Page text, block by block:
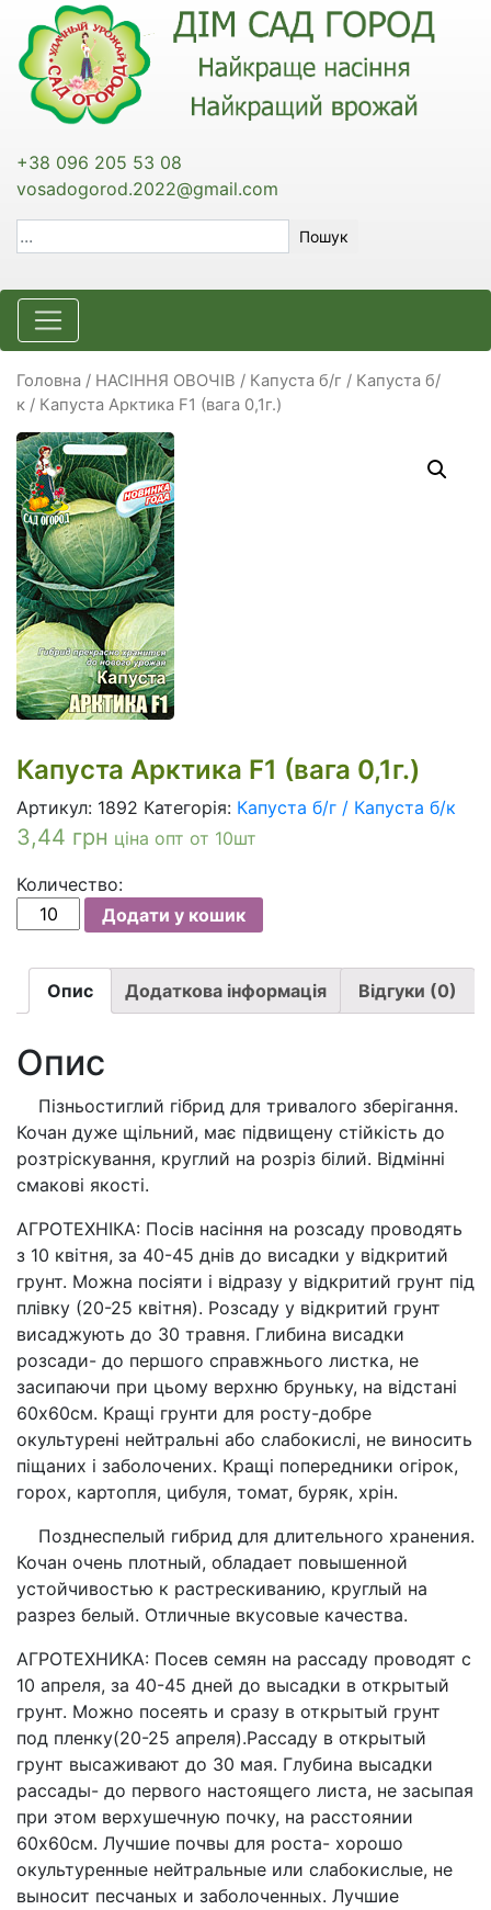
+38 096 205 53 08
vosadogorod.2022@gmail.com
Пошук
Головна / НАСІННЯ ОВОЧІВ / Капуста б/г / Капуста б/
к / Капуста Арктика F1 (вага 0,1г.)
Капуста Арктика F1 (вага 0,1г.)
Артикул: 1892 Категорія: Капуста б/г / Капуста б/к
3,44 грн ціна опт от 10шт
Количество:
Капуста
Арктика
F1
(вага
0,1г.)
Додати у кошик
Опис Додаткова інформація Відгуки (0)
Опис
Пізньостиглий гібрид для тривалого зберігання.
Кочан дуже щільний, має підвищену стійкість до
розтріскування, круглий на розріз білий. Відмінні
смакові якості.
АГРОТЕХНІКА: Посів насіння на розсаду проводять
з 10 квітня, за 40-45 днів до висадки у відкритий
грунт. Можна посіяти і відразу у відкритий грунт під
плівку (20-25 квітня). Розсаду у відкритий грунт
висаджують до 30 травня. Глибина висадки
розсади- до першого справжнього листка, не
засипаючи при цьому верхню бруньку, на відстані
60х60см. Кращі грунти для росту-добре
окультурені нейтральні або слабокислі, не виносить
піщаних і заболочених. Кращі попередники огірок,
горох, картопля, цибуля, томат, буряк, хрін.
Позднеспелый гибрид для длительного хранения.
Кочан очень плотный, обладает повышенной
устойчивостью к растрескиванию, круглый на
разрез белый. Отличные вкусовые качества.
АГРОТЕХНИКА: Посев семян на рассаду проводят с
10 апреля, за 40-45 дней до высадки в открытый
грунт. Можно посеять и сразу в открытый грунт
под пленку(20-25 апреля).Рассаду в открытый
грунт высаживают до 30 мая. Глубина высадки
рассады- до первого настоящего листа, не засыпая
при этом верхушечную почку, на расстоянии
60х60см. Лучшие почвы для роста- хорошо
окультуренные нейтральные или слабокислые, не
выносит песчаных и заболоченных. Лучшие